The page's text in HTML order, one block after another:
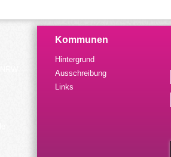
Kommunen
Hintergrund
Ausschreibung
Links